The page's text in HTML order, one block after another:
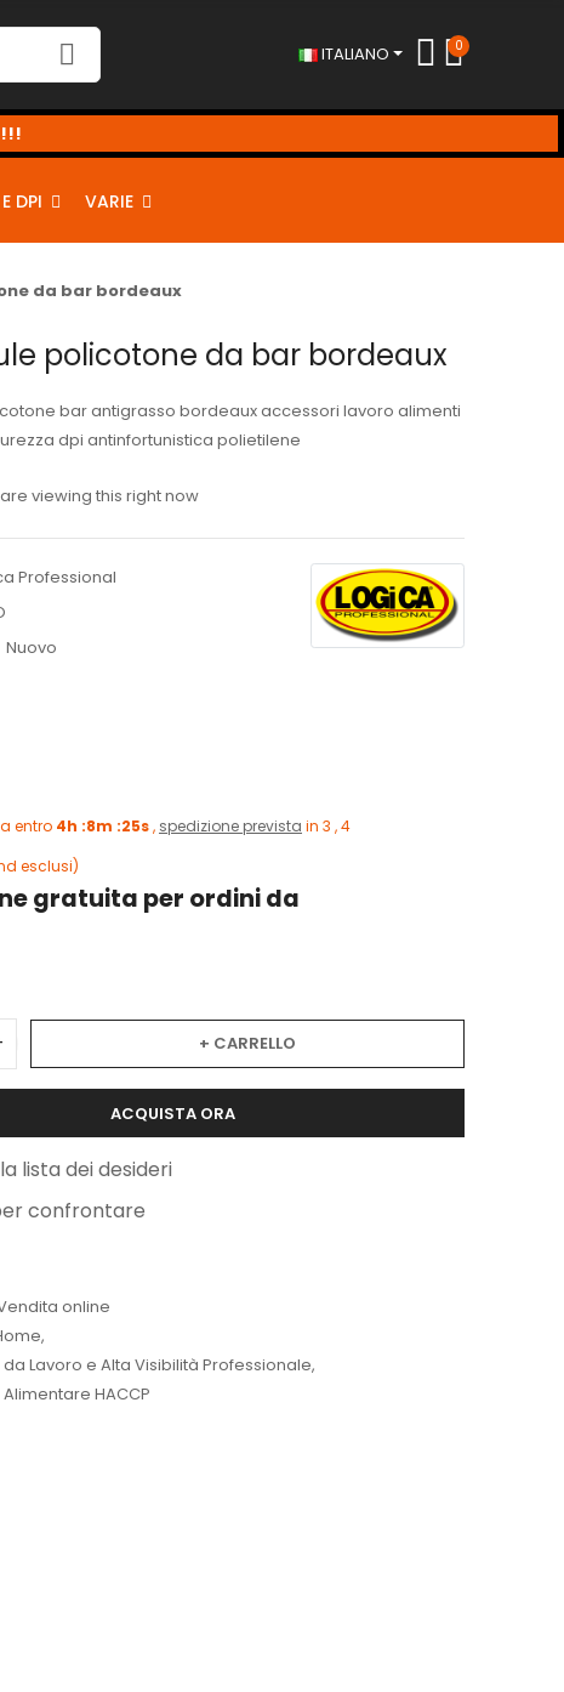
ITALIANO 0
DPI VARIE
da bar bordeaux
policotone da bar bordeaux
bar antigrasso bordeaux accessori lavoro alimenti
dpi antinfortunistica polietilene
viewing this right now
Professional
Nuovo
entro 4h :8m :24s, spedizione prevista in 3 , 4
esclusi)
gratuita per ordini da
+ CARRELLO
ACQUISTA ORA
lista dei desideri
confrontare
online
,
Lavoro e Alta Visibilità Professionale,
HACCP